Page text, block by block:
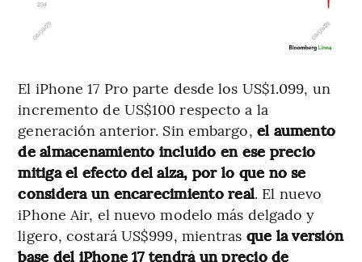
El iPhone 17 Pro parte desde los US$1.099, un
incremento de US$100 respecto a la
generación anterior. Sin embargo, el aumento
de almacenamiento incluido en ese precio
mitiga el efecto del alza, por lo que no se
considera un encarecimiento real. El nuevo
iPhone Air, el nuevo modelo más delgado y
ligero, costará US$999, mientras que la versión
base del iPhone 17 tendrá un precio de